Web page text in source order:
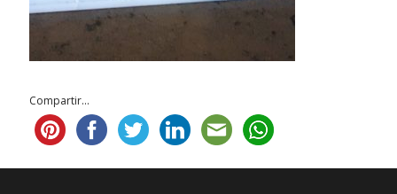
Compartir...